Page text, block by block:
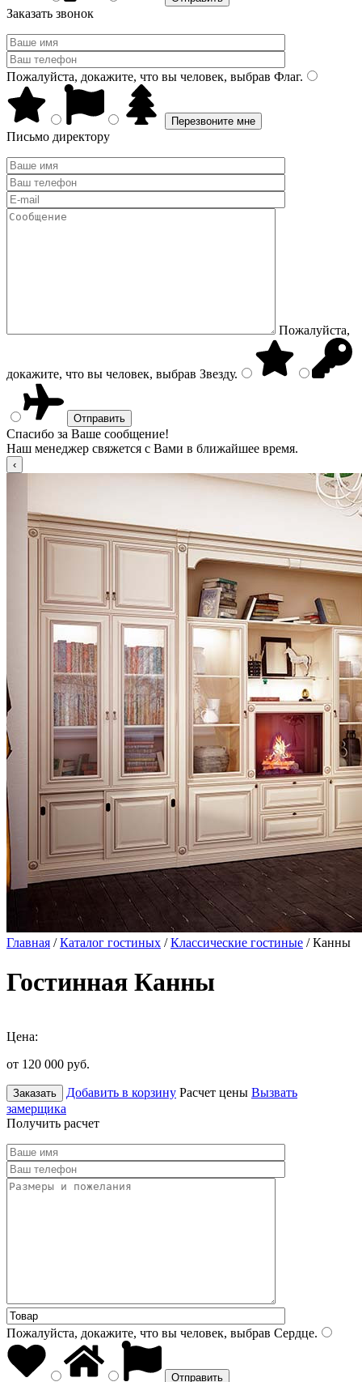
Заказать звонок
Пожалуйста, докажите, что вы человек, выбрав Флаг.
Письмо директору
Пожалуйста,
докажите, что вы человек, выбрав Звезду.
Спасибо за Ваше сообщение!
Наш менеджер свяжется с Вами в ближайшее время.
Главная /Каталог гостиных /Классические гостиные / Канны
Гостинная Канны
Цена:
от 120 000 руб.
Заказать Добавить в корзину Расчет цены Вызвать
замерщика
Получить расчет
Пожалуйста, докажите, что вы человек, выбрав Сердце.